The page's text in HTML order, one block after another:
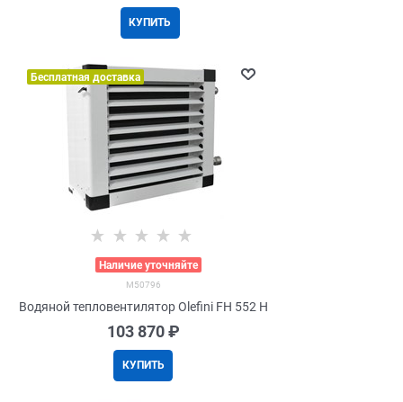
КУПИТЬ
Бесплатная доставка
Наличие уточняйте
M50796
Водяной тепловентилятор Olefini FH 552 H
103 870 ₽
КУПИТЬ